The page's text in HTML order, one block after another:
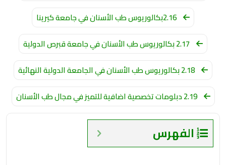
2.19 دبلومات تخصصية اضافية للتميز في مجال طب الأسنان
الفهرس